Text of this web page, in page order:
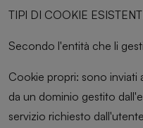
TIPI DI COOKIE
Secondo l'entità che li
Cookie propri: sono inviati
da un dominio gestito
servizio richiesto